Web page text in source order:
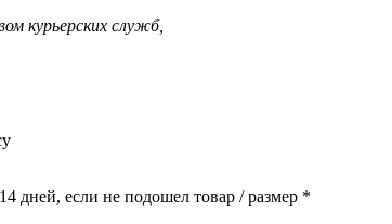
курьерских служб,
дней, если не подошел товар / размер *